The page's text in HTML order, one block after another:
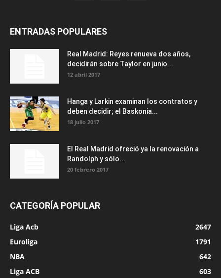
ENTRADAS POPULARES
Real Madrid: Reyes renueva dos años,
decidirán sobre Taylor en junio...
12 abril 2017
Hanga y Larkin examinan los contratos y
deben decidir; el Baskonia...
18 julio 2017
El Real Madrid ofreció ya la renovación a
Randolph y sólo...
20 febrero 2017
CATEGORÍA POPULAR
Liga Acb
2647
Euroliga
1791
NBA
642
Liga ACB
603